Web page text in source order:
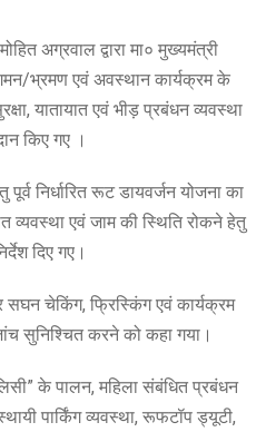
अग्रवाल द्वारा मा० मुख्यमंत्री
भ्रमण एवं अवस्थान कार्यक्रम के
यातायात एवं भीड़ प्रबंधन व्यवस्था
किए गए ।
निर्धारित रूट डायवर्जन योजना का
व्यवस्था एवं जाम की स्थिति रोकने हेतु
दिए गए।
सघन चेकिंग, फ्रिस्किंग एवं कार्यक्रम
सुनिश्चित करने को कहा गया।
के पालन, महिला संबंधित प्रबंधन
पार्किंग व्यवस्था, रूफटॉप ड्यूटी,